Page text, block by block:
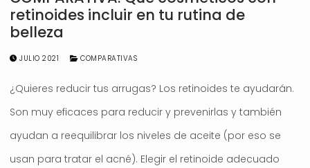
retinoides incluir en tu rutina de
belleza
JULIO 2021 COMPARATIVAS
¿Quieres reducir tus arrugas? Los retinoides te ayudarán.
Son muy eficaces para reducir y prevenirlas y también
ayudan a reequilibrar los niveles de aceite (por eso se
usan para tratar el acné). Elegir el retinoide adecuado